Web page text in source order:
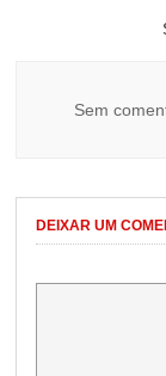
Sem
DEIXAR UM